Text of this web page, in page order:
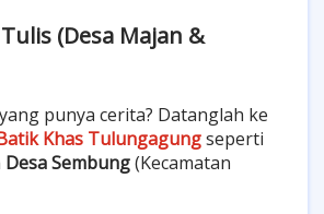
(Desa Majan &
punya cerita? Datanglah ke
Khas Tulungagungseperti
Desa Sembung(Kecamatan